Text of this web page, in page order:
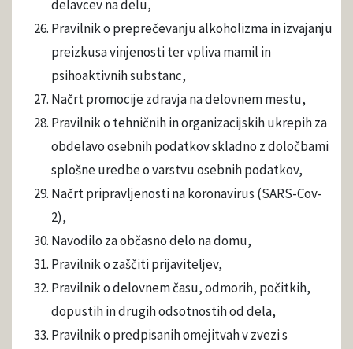
delavcev na delu,
Pravilnik o preprečevanju alkoholizma in izvajanju
preizkusa vinjenosti ter vpliva mamil in
psihoaktivnih substanc,
Načrt promocije zdravja na delovnem mestu,
Pravilnik o tehničnih in organizacijskih ukrepih za
obdelavo osebnih podatkov skladno z določbami
splošne uredbe o varstvu osebnih podatkov,
Načrt pripravljenosti na koronavirus (SARS-Cov-
2),
Navodilo za občasno delo na domu,
Pravilnik o zaščiti prijaviteljev,
Pravilnik o delovnem času, odmorih, počitkih,
dopustih in drugih odsotnostih od dela,
Pravilnik o predpisanih omejitvah v zvezi s